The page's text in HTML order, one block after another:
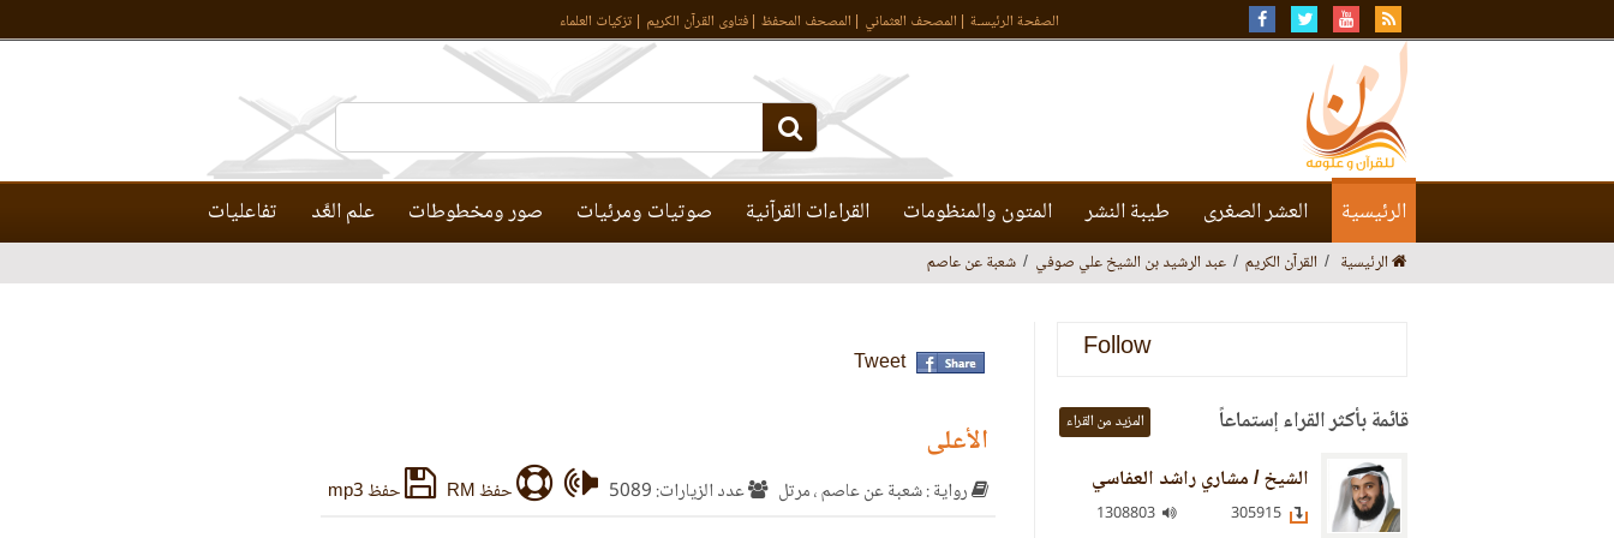
الصفحة الرئيسـة المصحف العثماني المصحف المحفظ فتاوى القرآن الكريم تزكيات العلماء
الرئيسية العشر الصغرى طيبة النشر المتون والمنظومات القراءات القرآنية صوتيات ومرئيات صور ومخطوطات علم العَّد تفاعليات
الرئيسية القرآن الكريم عبد الرشيد بن الشيخ علي صوفي شعبة عن عاصم
Tweet
الأعلى
رواية : شعبة عن عاصم ، مرتل عدد الزيارات: 5089 حفظ RM حفظ mp3
Follow
قائمة بأكثر القراء إستماعاً المزيد من القراء
الشيخ / مشاري راشد العفاسي